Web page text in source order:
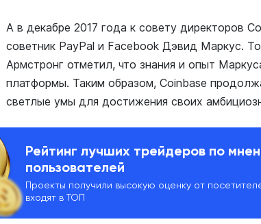
А в декабре 2017 года к совету директоров
советник PayPal и Facebook Дэвид Маркус.
Армстронг отметил, что знания и опыт
платформы. Таким образом, Coinbase
светлые умы для достижения своих
Рейтинг лучших трейдеров по
пользователей
Проекты получили высокую оценку от
входят в ТОП